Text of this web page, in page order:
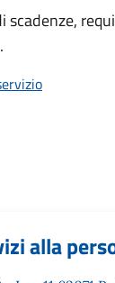
scadenze,
alla